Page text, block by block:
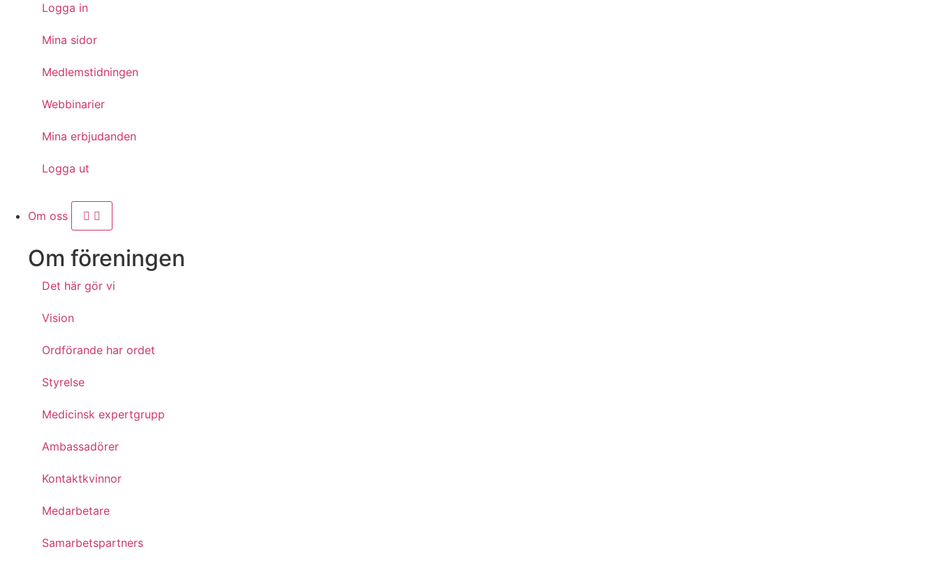
Logga in
Mina sidor
Medlemstidningen
Webbinarier
Mina erbjudanden
Logga ut
Om oss
Om föreningen
Det här gör vi
Vision
Ordförande har ordet
Styrelse
Medicinsk expertgrupp
Ambassadörer
Kontaktkvinnor
Medarbetare
Samarbetspartners